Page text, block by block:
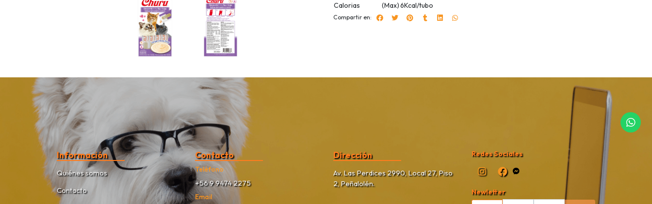
Calorias
(Max)6Kcal/tubo
Compartir en:
Información
Quiénes somos
Contacto
Contacto
Teléfono
+56 9 9474 2275
Email
Dirección
Av. Las Perdices 2990, Local 27, Piso
2, Peñalolén.
Redes Sociales
Newletter